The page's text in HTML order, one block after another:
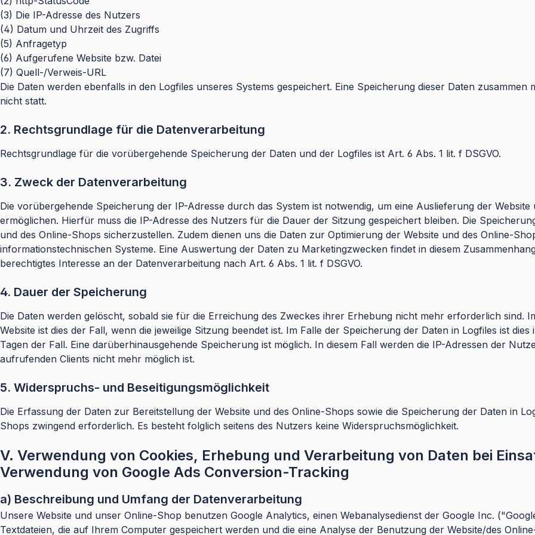
(3) Die IP-Adresse des Nutzers
(4) Datum und Uhrzeit des Zugriffs
(5) Anfragetyp
(6) Aufgerufene Website bzw. Datei
(7) Quell-/Verweis-URL
Die Daten werden ebenfalls in den Logfiles unseres Systems gespeichert. Eine Speicherung dieser Daten
nicht statt.
2. Rechtsgrundlage für die Datenverarbeitung
Rechtsgrundlage für die vorübergehende Speicherung der Daten und der Logfiles ist Art. 6 Abs. 1 lit. f DSGVO.
3. Zweck der Datenverarbeitung
Die vorübergehende Speicherung der IP-Adresse durch das System ist notwendig, um eine Auslieferung der
ermöglichen. Hierfür muss die IP-Adresse des Nutzers für die Dauer der Sitzung gespeichert bleiben. Die
und des Online-Shops sicherzustellen. Zudem dienen uns die Daten zur Optimierung der Website und des Online-
informationstechnischen Systeme. Eine Auswertung der Daten zu Marketingzwecken findet in diesem
berechtigtes Interesse an der Datenverarbeitung nach Art. 6 Abs. 1 lit. f DSGVO.
4. Dauer der Speicherung
Die Daten werden gelöscht, sobald sie für die Erreichung des Zweckes ihrer Erhebung nicht mehr erforderlich sind.
Website ist dies der Fall, wenn die jeweilige Sitzung beendet ist. Im Falle der Speicherung der Daten in Logfiles ist
Tagen der Fall. Eine darüberhinausgehende Speicherung ist möglich. In diesem Fall werden die IP-Adressen der
aufrufenden Clients nicht mehr möglich ist.
5. Widerspruchs- und Beseitigungsmöglichkeit
Die Erfassung der Daten zur Bereitstellung der Website und des Online-Shops sowie die Speicherung der Daten in
Shops zwingend erforderlich. Es besteht folglich seitens des Nutzers keine Widerspruchsmöglichkeit.
V. Verwendung von Cookies, Erhebung und Verarbeitung von Daten bei
Verwendung von Google Ads Conversion-Tracking
a) Beschreibung und Umfang der Datenverarbeitung
Unsere Website und unser Online-Shop benutzen Google Analytics, einen Webanalysedienst der Google Inc.
Textdateien, die auf Ihrem Computer gespeichert werden und die eine Analyse der Benutzung der Website/des